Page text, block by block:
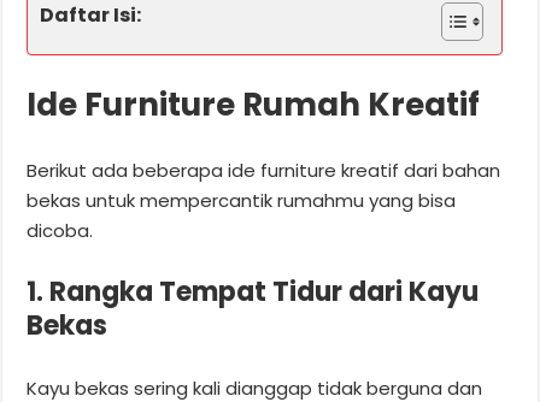
Daftar Isi:
Ide Furniture Rumah Kreatif
Berikut ada beberapa ide furniture kreatif dari bahan
bekas untuk mempercantik rumahmu yang bisa
dicoba.
1. Rangka Tempat Tidur dari Kayu
Bekas
Kayu bekas sering kali dianggap tidak berguna dan